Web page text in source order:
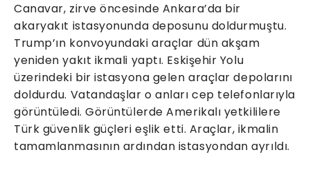
Canavar, zirve öncesinde Ankara’da bir
akaryakıt istasyonunda deposunu doldurmuştu.
Trump’ın konvoyundaki araçlar dün akşam
yeniden yakıt ikmali yaptı. Eskişehir Yolu
üzerindeki bir istasyona gelen araçlar depolarını
doldurdu. Vatandaşlar o anları cep telefonlarıyla
görüntüledi. Görüntülerde Amerikalı yetkililere
Türk güvenlik güçleri eşlik etti. Araçlar, ikmalin
tamamlanmasının ardından istasyondan ayrıldı.